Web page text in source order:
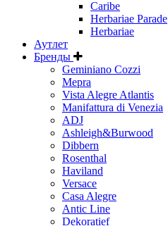
Caribe
Herbariae Parade
Herbariae
Аутлет
Бренды
Geminiano Cozzi
Mepra
Vista Alegre Atlantis
Manifattura di Venezia
ADJ
Ashleigh&Burwood
Dibbern
Rosenthal
Haviland
Versace
Casa Alegre
Antic Line
Dekoratief